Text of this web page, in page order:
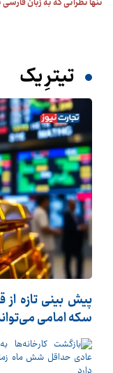
تنها نظراتی که به زبان
تیترِ یک
پیش بینی تازه
سکه امامی می‌تواند ۲۱۰ میلیون تومانی